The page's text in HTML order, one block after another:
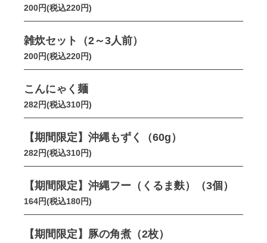
200円(税込220円)
雑炊セット（2～3人前）
200円(税込220円)
こんにゃく麺
282円(税込310円)
【期間限定】沖縄もずく（60g）
282円(税込310円)
【期間限定】沖縄フー（くるま麩）（3個）
164円(税込180円)
【期間限定】豚の角煮（2枚）